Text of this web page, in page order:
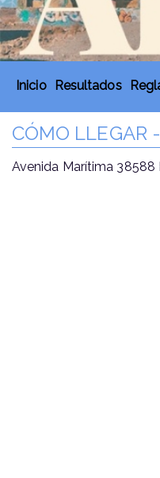
Inicio Resultados
CÓMO LLEGAR
Avenida Marítima 38588